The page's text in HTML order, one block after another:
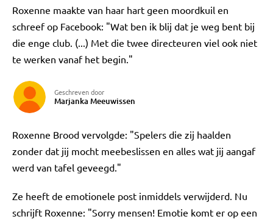
Roxenne maakte van haar hart geen moordkuil en
schreef op Facebook: "Wat ben ik blij dat je weg bent bij
die enge club. (...) Met die twee directeuren viel ook niet
te werken vanaf het begin."
Geschreven door
Marjanka Meeuwissen
Roxenne Brood vervolgde: "Spelers die zij haalden
zonder dat jij mocht meebeslissen en alles wat jij aangaf
werd van tafel geveegd."
Ze heeft de emotionele post inmiddels verwijderd. Nu
schrijft Roxenne: "Sorry mensen! Emotie komt er op een